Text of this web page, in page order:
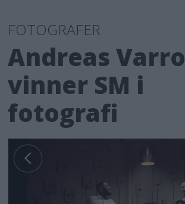
FOTOGRAFER
Andreas Varro
vinner SM i
fotografi